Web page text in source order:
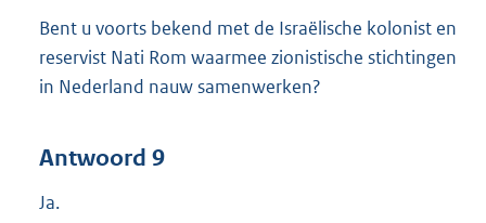
Bent u voorts bekend met de Israëlische kolonist en
reservist Nati Rom waarmee zionistische stichtingen
in Nederland nauw samenwerken?
Antwoord 9
Ja.